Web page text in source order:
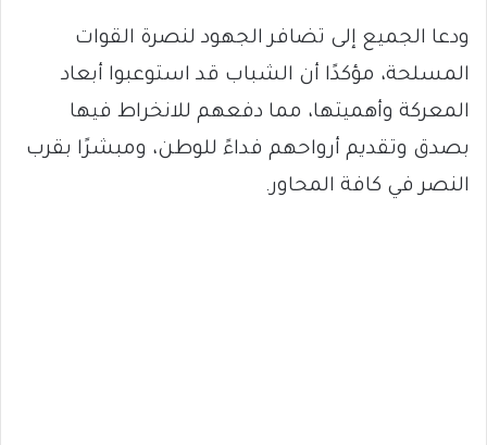
ودعا الجميع إلى تضافر الجهود لنصرة القوات
المسلحة، مؤكدًا أن الشباب قد استوعبوا أبعاد
المعركة وأهميتها، مما دفعهم للانخراط فيها
بصدق وتقديم أرواحهم فداءً للوطن، ومبشرًا بقرب
النصر في كافة المحاور.